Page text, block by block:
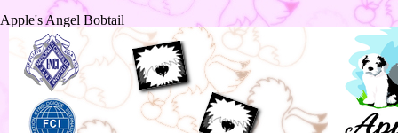
Apple's Angel Bobtail